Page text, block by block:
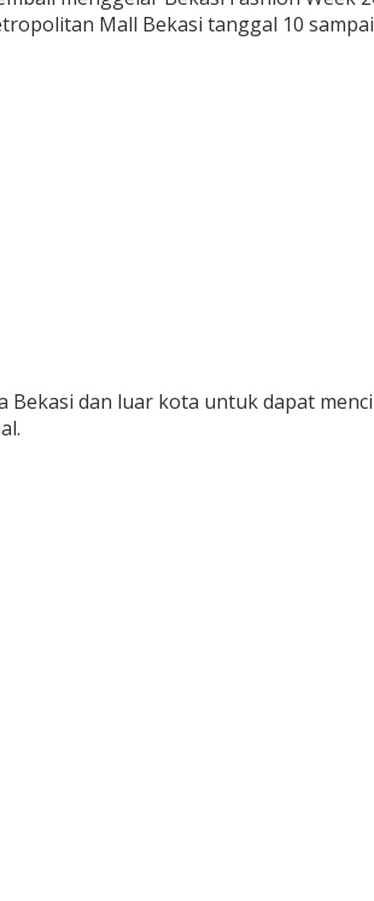
Mall Bekasi tanggal 10
dan luar kota untuk dapat